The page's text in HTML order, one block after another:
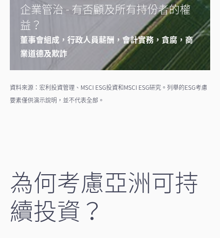
企業管治 - 有否顧及所有持份者的權
益？
董事會組成，行政人員薪酬，會計實務，貪腐，商
業道德及欺詐
資料來源：宏利投資管理、MSCI ESG投資和MSCI ESG研究。列舉的ESG考慮
要素僅供演示說明，並不代表全部。
為何考慮亞洲可持
續投資？